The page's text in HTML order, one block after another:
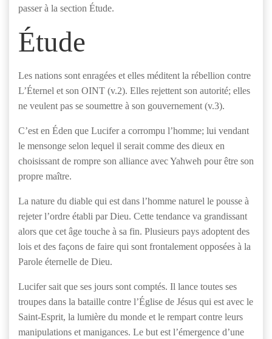
passer à la section Étude.
Étude
Les nations sont enragées et elles méditent la rébellion contre
L’Éternel et son OINT (v.2). Elles rejettent son autorité; elles
ne veulent pas se soumettre à son gouvernement (v.3).
C’est en Éden que Lucifer a corrompu l’homme; lui vendant
le mensonge selon lequel il serait comme des dieux en
choisissant de rompre son alliance avec Yahweh pour être son
propre maître.
La nature du diable qui est dans l’homme naturel le pousse à
rejeter l’ordre établi par Dieu. Cette tendance va grandissant
alors que cet âge touche à sa fin. Plusieurs pays adoptent des
lois et des façons de faire qui sont frontalement opposées à la
Parole éternelle de Dieu.
Lucifer sait que ses jours sont comptés. Il lance toutes ses
troupes dans la bataille contre l’Église de Jésus qui est avec le
Saint-Esprit, la lumière du monde et le rempart contre leurs
manipulations et manigances. Le but est l’émergence d’une